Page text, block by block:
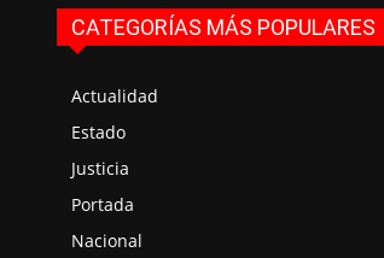
CATEGORÍAS MÁS POPULARES
Actualidad
Estado
Justicia
Portada
Nacional